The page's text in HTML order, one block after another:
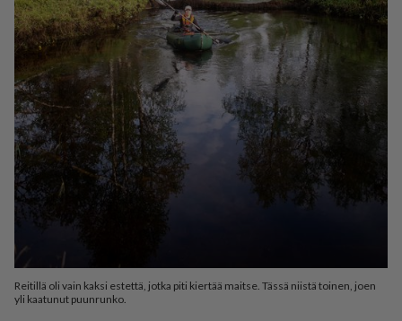
Reitillä oli vain kaksi estettä, jotka piti kiertää maitse. Tässä niistä toinen, joen
yli kaatunut puunrunko.